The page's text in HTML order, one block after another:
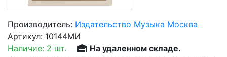
Производитель: Издательство Музыка Москва
Артикул: 10144МИ
Наличие: 2 шт. На удаленном складе.